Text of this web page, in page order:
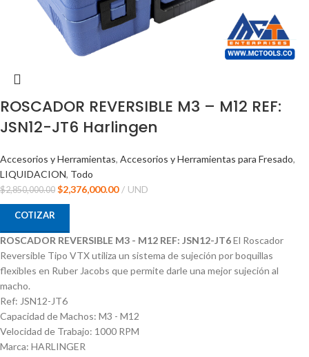
ROSCADOR REVERSIBLE M3 – M12 REF:
JSN12-JT6 Harlingen
Accesorios y Herramientas, Accesorios y Herramientas para Fresado,
LIQUIDACION, Todo
$2,850,000.00 $2,376,000.00 UND
COTIZAR
ROSCADOR REVERSIBLE M3 - M12 REF: JSN12-JT6El Roscador
Reversible Tipo VTX utiliza un sistema de sujeción por boquillas
flexibles en Ruber Jacobs que permite darle una mejor sujeción al
macho.
Ref: JSN12-JT6
Capacidad de Machos: M3 - M12
Velocidad de Trabajo: 1000 RPM
Marca: HARLINGER